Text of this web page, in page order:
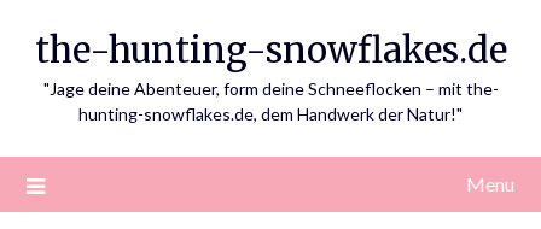
the-hunting-snowflakes.de
"Jage deine Abenteuer, form deine Schneeflocken – mit the-
hunting-snowflakes.de, dem Handwerk der Natur!"
Menu